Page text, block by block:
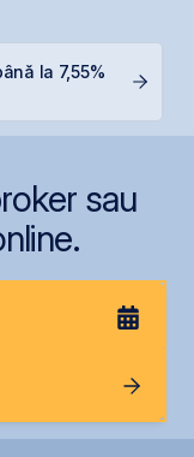
la 7,55%
sau